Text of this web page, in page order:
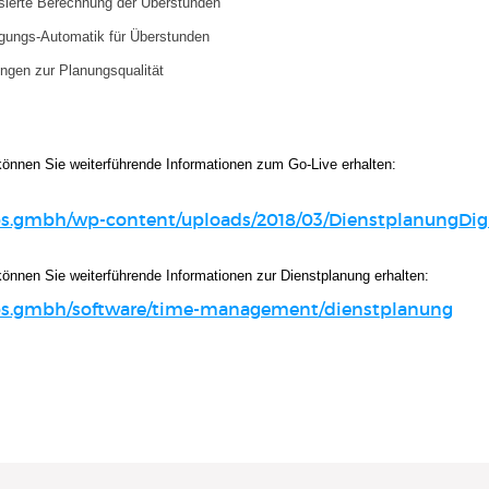
Automatik für Überstunden
zur Planungsqualität
Sie weiterführende Informationen zum Go-Live erhalten:
wp-content/uploads/2018/03/
Sie weiterführende Informationen zur Dienstplanung erhalten:
software/time-management/dienstplanung